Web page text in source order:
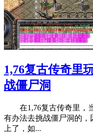
1,76复古传奇里
战僵尸洞
在1,76复古传奇里，
有办法去挑战僵尸洞的
上了，如...